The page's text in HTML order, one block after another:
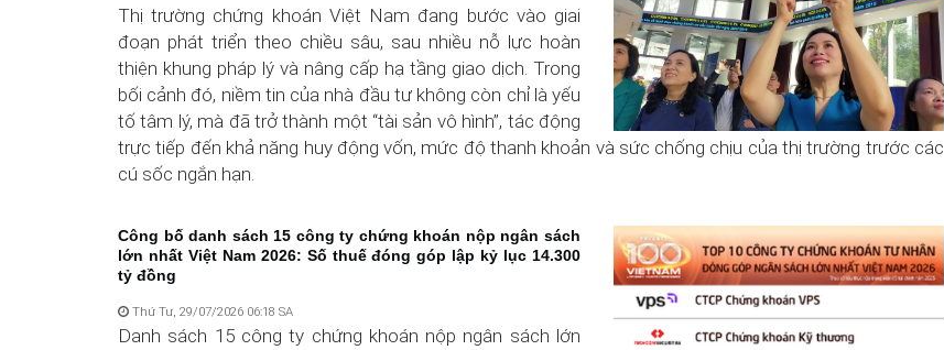
Thị trường chứng khoán Việt Nam đang bước vào giai
đoạn phát triển theo chiều sâu, sau nhiều nỗ lực hoàn
thiện khung pháp lý và nâng cấp hạ tầng giao dịch. Trong
bối cảnh đó, niềm tin của nhà đầu tư không còn chỉ là yếu
tố tâm lý, mà đã trở thành một “tài sản vô hình”, tác động
trực tiếp đến khả năng huy động vốn, mức độ thanh khoản và sức chống chịu của thị trường trước các
cú sốc ngắn hạn.
Công bố danh sách 15 công ty chứng khoán nộp ngân sách
lớn nhất Việt Nam 2026: Số thuế đóng góp lập kỷ lục 14.300
tỷ đồng
Thứ Tư, 29/07/2026 06:18 SA
Danh sách 15 công ty chứng khoán nộp ngân sách lớn